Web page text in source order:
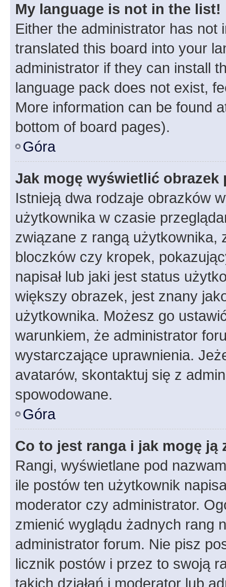
My language is not in the list!
Either the administrator has not
translated this board into your
administrator if they can install
language pack does not exist,
More information can be found
bottom of board pages).
Góra
Jak mogę wyświetlić
Istnieją dwa rodzaje obrazków
użytkownika w czasie
związane z rangą użytkownika,
bloczków czy kropek,
napisał lub jaki jest status
większy obrazek, jest znany
użytkownika. Możesz go
warunkiem, że administrator
wystarczające uprawnienia.
avatarów, skontaktuj się z
spowodowane.
Góra
Co to jest ranga i jak mogę ją
Rangi, wyświetlane pod
ile postów ten użytkownik
moderator czy administrator.
zmienić wyglądu żadnych rang
administrator forum. Nie pisz
licznik postów i przez to swoją
takich działań i moderator lub